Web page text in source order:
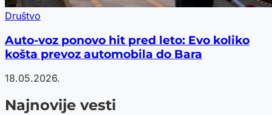
Društvo
Auto-voz ponovo hit pred leto: Evo koliko
košta prevoz automobila do Bara
18.05.2026.
Najnovije vesti